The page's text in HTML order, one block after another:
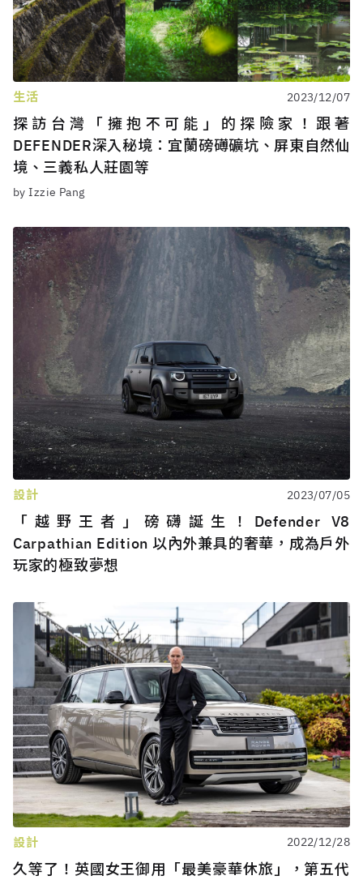
生活 2023/12/07
探訪台灣「擁抱不可能」的探險家！跟著
DEFENDER深入秘境：宜蘭磅礡礦坑、屏東自然仙
境、三義私人莊園等
by Izzie Pang
設計 2023/07/05
「越野王者」磅礴誕生！Defender V8
Carpathian Edition 以內外兼具的奢華，成為戶外
玩家的極致夢想
設計 2022/12/28
久等了！英國女王御用「最美豪華休旅」，第五代